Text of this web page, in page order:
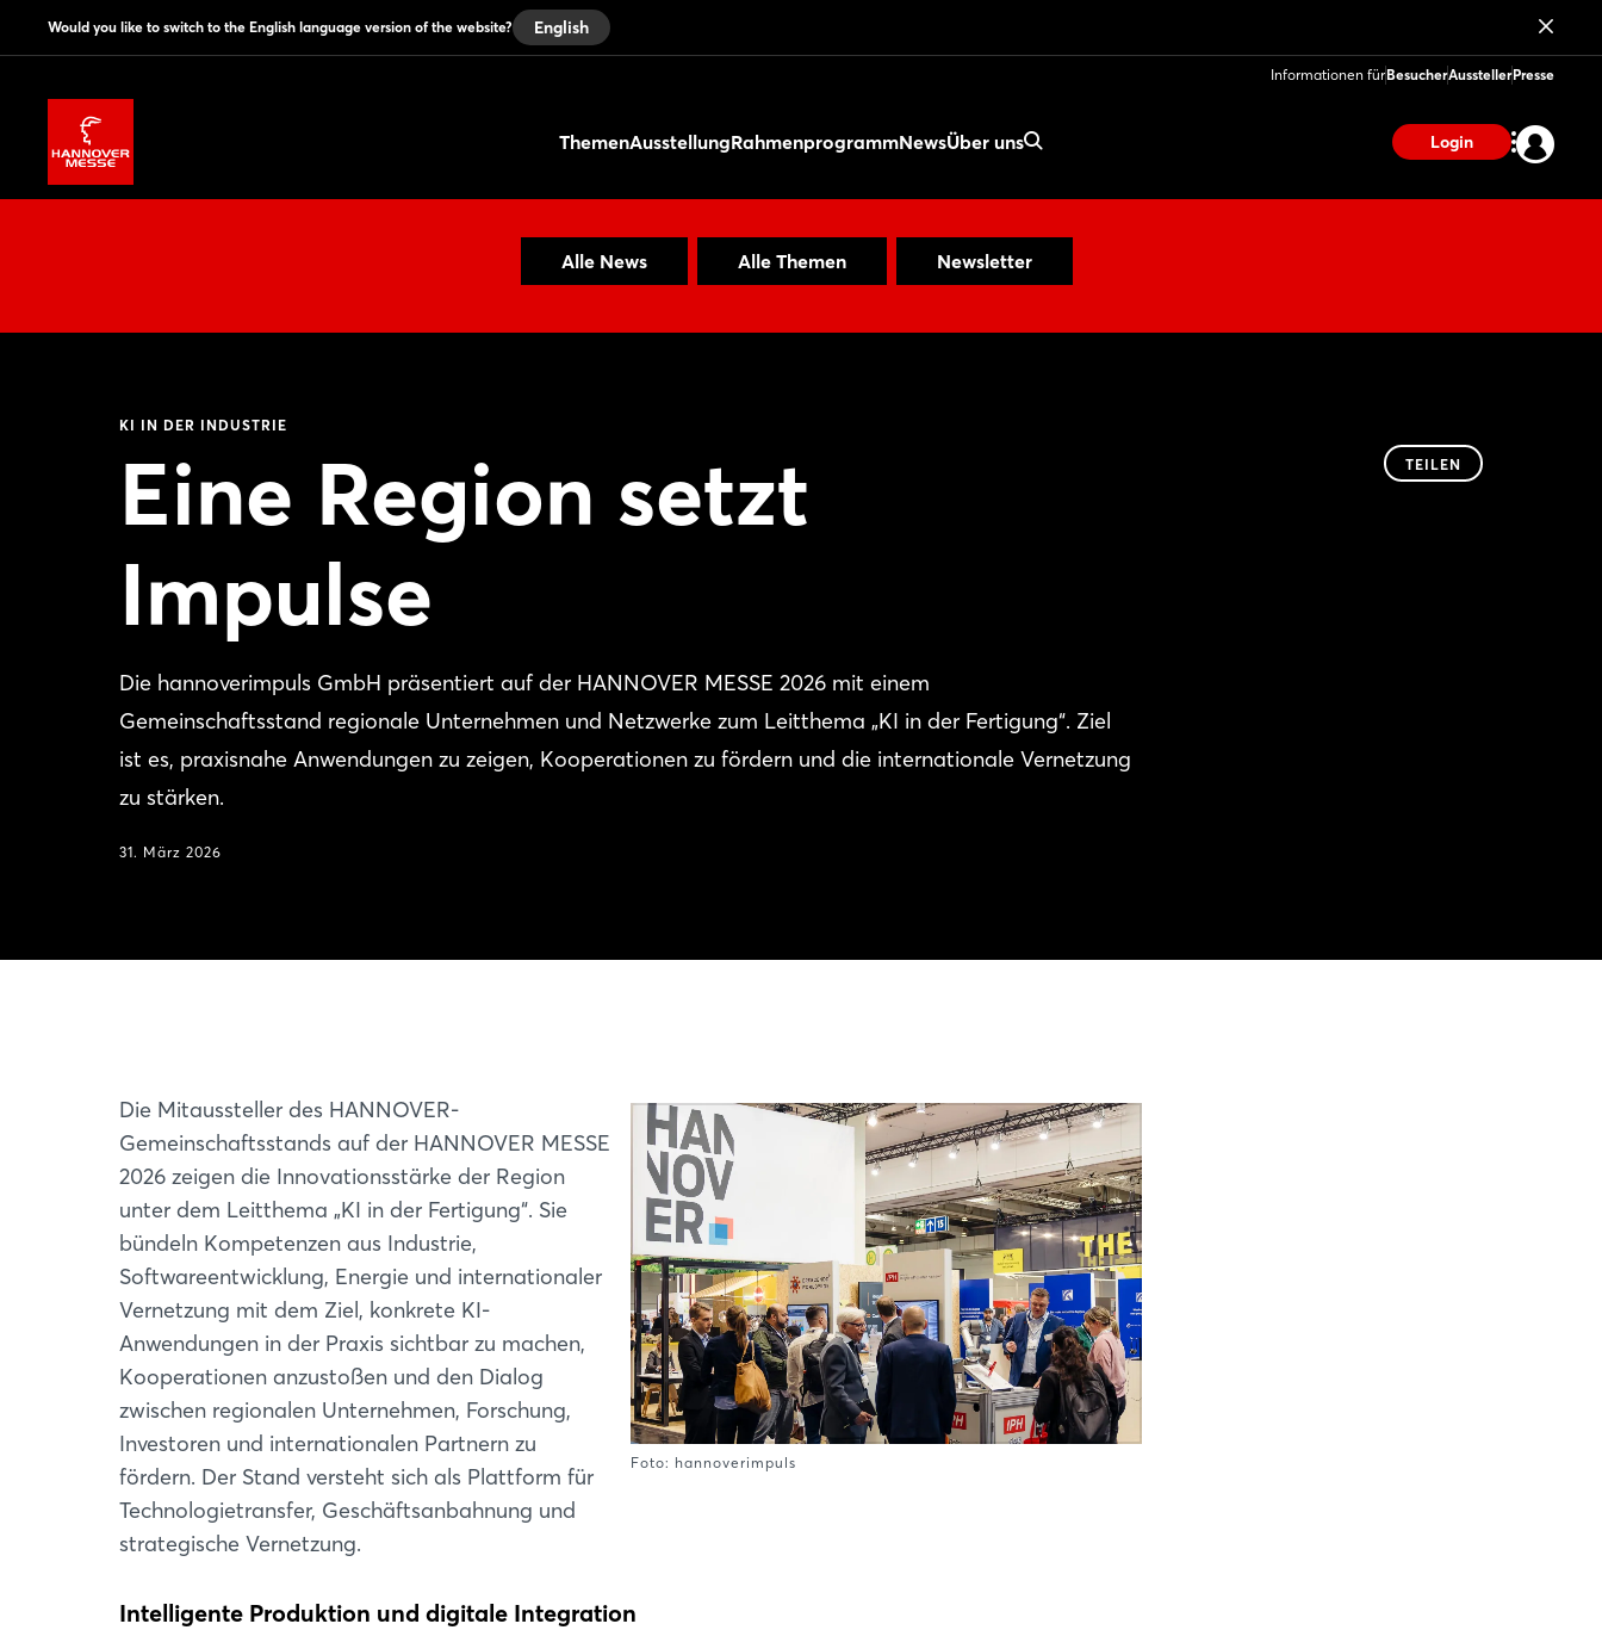
Would you like to switch to the English language version of the website? English
Informationen fürBesucherAusstellerPresse
ThemenAusstellungRahmenprogrammNewsÜber uns Login
Alle News Alle Themen Newsletter
KI IN DER INDUSTRIE
Eine Region setzt
Impulse
Die hannoverimpuls GmbH präsentiert auf der HANNOVER MESSE 2026 mit einem
Gemeinschaftsstand regionale Unternehmen und Netzwerke zum Leitthema „KI in der Fertigung“. Ziel
ist es, praxisnahe Anwendungen zu zeigen, Kooperationen zu fördern und die internationale Vernetzung
zu stärken.
31. März 2026
TEILEN
Foto: hannoverimpuls
Die Mitaussteller des HANNOVER-
Gemeinschaftsstands auf der HANNOVER MESSE
2026 zeigen die Innovationsstärke der Region
unter dem Leitthema „KI in der Fertigung“. Sie
bündeln Kompetenzen aus Industrie,
Softwareentwicklung, Energie und internationaler
Vernetzung mit dem Ziel, konkrete KI-
Anwendungen in der Praxis sichtbar zu machen,
Kooperationen anzustoßen und den Dialog
zwischen regionalen Unternehmen, Forschung,
Investoren und internationalen Partnern zu
fördern. Der Stand versteht sich als Plattform für
Technologietransfer, Geschäftsanbahnung und
strategische Vernetzung.
Intelligente Produktion und digitale Integration